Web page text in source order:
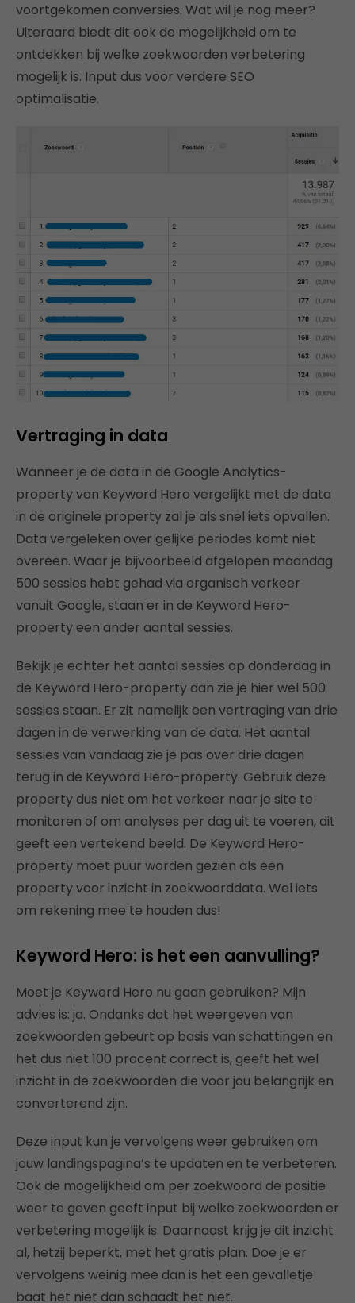
voortgekomen conversies. Wat wil je nog meer?
Uiteraard biedt dit ook de mogelijkheid om te
ontdekken bij welke zoekwoorden verbetering
mogelijk is. Input dus voor verdere SEO
optimalisatie.
Vertraging in data
Wanneer je de data in de Google Analytics-
property van Keyword Hero vergelijkt met de data
in de originele property zal je als snel iets opvallen.
Data vergeleken over gelijke periodes komt niet
overeen. Waar je bijvoorbeeld afgelopen maandag
500 sessies hebt gehad via organisch verkeer
vanuit Google, staan er in de Keyword Hero-
property een ander aantal sessies.
Bekijk je echter het aantal sessies op donderdag in
de Keyword Hero-property dan zie je hier wel 500
sessies staan. Er zit namelijk een vertraging van drie
dagen in de verwerking van de data. Het aantal
sessies van vandaag zie je pas over drie dagen
terug in de Keyword Hero-property. Gebruik deze
property dus niet om het verkeer naar je site te
monitoren of om analyses per dag uit te voeren, dit
geeft een vertekend beeld. De Keyword Hero-
property moet puur worden gezien als een
property voor inzicht in zoekwoorddata. Wel iets
om rekening mee te houden dus!
Keyword Hero: is het een aanvulling?
Moet je Keyword Hero nu gaan gebruiken? Mijn
advies is: ja. Ondanks dat het weergeven van
zoekwoorden gebeurt op basis van schattingen en
het dus niet 100 procent correct is, geeft het wel
inzicht in de zoekwoorden die voor jou belangrijk en
converterend zijn.
Deze input kun je vervolgens weer gebruiken om
jouw landingspagina’s te updaten en te verbeteren.
Ook de mogelijkheid om per zoekwoord de positie
weer te geven geeft input bij welke zoekwoorden er
verbetering mogelijk is. Daarnaast krijg je dit inzicht
al, hetzij beperkt, met het gratis plan. Doe je er
vervolgens weinig mee dan is het een gevalletje
baat het niet dan schaadt het niet.